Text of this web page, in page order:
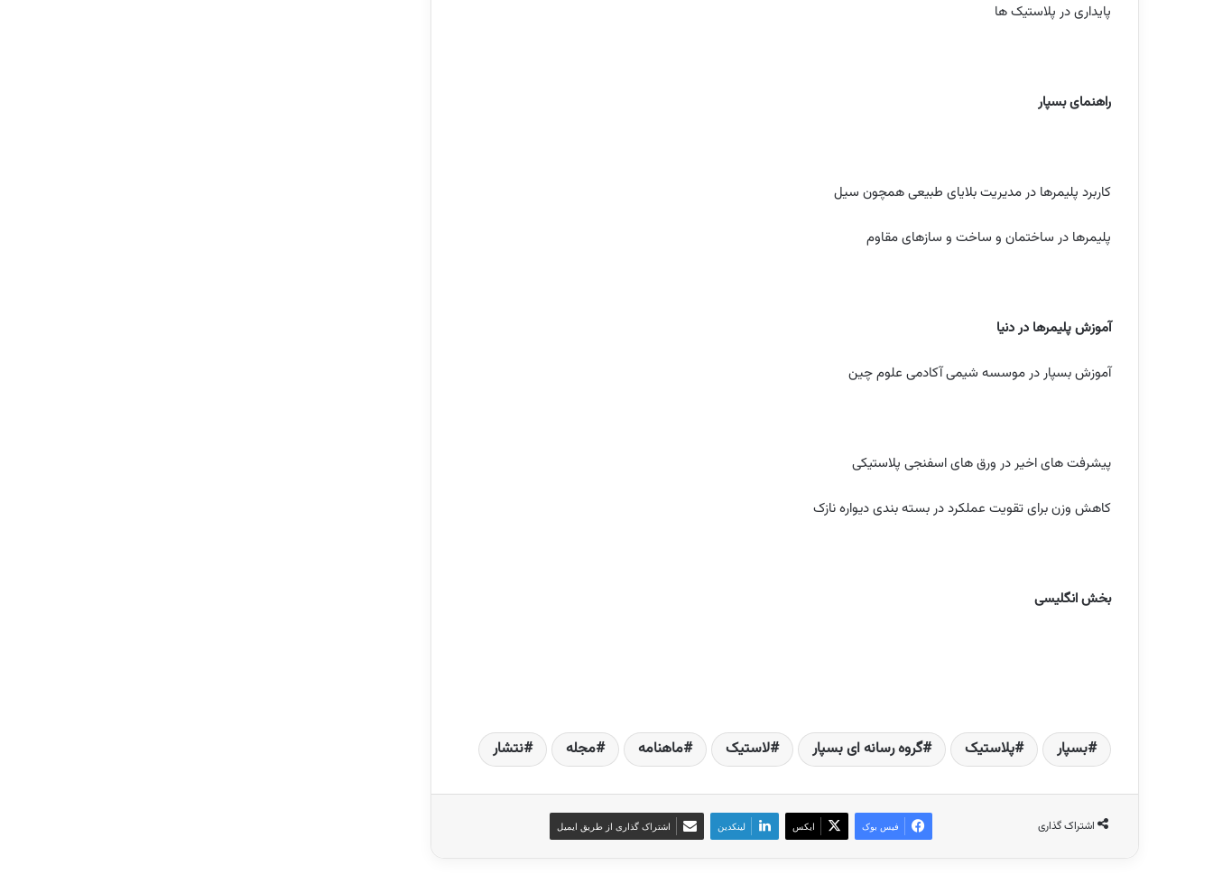
پایداری در پلاستیک ها
راهنمای بسپار
کاربرد پلیمرها در مدیریت بلایای طبیعی همچون سیل
پلیمرها در ساختمان و ساخت و سازهای مقاوم
آموزش پلیمرها در دنیا
آموزش بسپار در موسسه شیمی آکادمی علوم چین
پیشرفت های اخیر در ورق های اسفنجی پلاستیکی
کاهش وزن برای تقویت عملکرد در بسته بندی دیواره نازک
بخش انگلیسی
بسپار پلاستیک گروه رسانه ای بسپار لاستیک ماهنامه مجله نتشار
اشتراک گذاری فیس بوک ایکس لینکدین اشتراک گذاری از طریق ایمیل